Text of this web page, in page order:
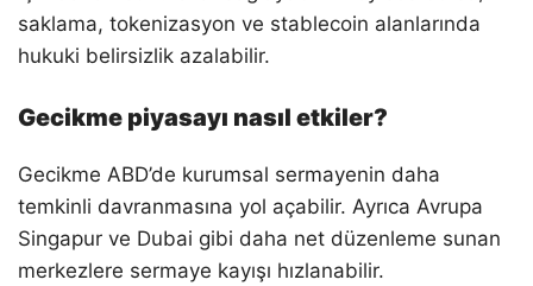
saklama, tokenizasyon ve stablecoin alanlarında
hukuki belirsizlik azalabilir.
Gecikme piyasayı nasıl etkiler?
Gecikme ABD’de kurumsal sermayenin daha
temkinli davranmasına yol açabilir. Ayrıca Avrupa
Singapur ve Dubai gibi daha net düzenleme sunan
merkezlere sermaye kayışı hızlanabilir.